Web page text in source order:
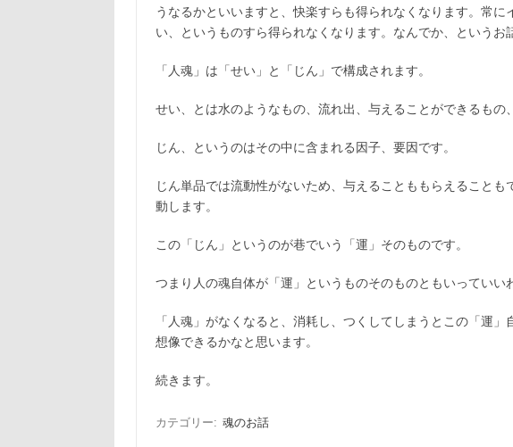
うなるかといいますと、快楽すらも得られなくなります。常に
い、というものすら得られなくなります。なんでか、というお
「人魂」は「せい」と「じん」で構成されます。
せい、とは水のようなもの、流れ出、与えることができるもの、
じん、というのはその中に含まれる因子、要因です。
じん単品では流動性がないため、与えることももらえること
動します。
この「じん」というのが巷でいう「運」そのものです。
つまり人の魂自体が「運」というものそのものともいっていい
「人魂」がなくなると、消耗し、つくしてしまうとこの「運
想像できるかなと思います。
続きます。
カテゴリー: 魂のお話